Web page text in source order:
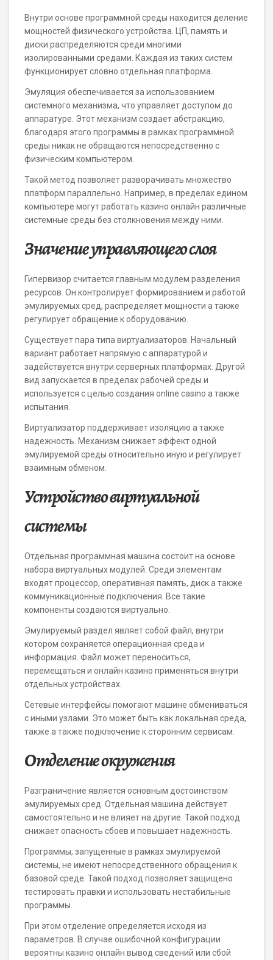
Внутри основе программной среды находится деление
мощностей физического устройства. ЦП, память и
диски распределяются среди многими
изолированными средами. Каждая из таких систем
функционирует словно отдельная платформа.
Эмуляция обеспечивается за использованием
системного механизма, что управляет доступом до
аппаратуре. Этот механизм создает абстракцию,
благодаря этого программы в рамках программной
среды никак не обращаются непосредственно с
физическим компьютером.
Такой метод позволяет разворачивать множество
платформ параллельно. Например, в пределах едином
компьютере могут работать казино онлайн различные
системные среды без столкновения между ними.
Значение управляющего слоя
Гипервизор считается главным модулем разделения
ресурсов. Он контролирует формированием и работой
эмулируемых сред, распределяет мощности а также
регулирует обращение к оборудованию.
Существует пара типа виртуализаторов. Начальный
вариант работает напрямую с аппаратурой и
задействуется внутри серверных платформах. Другой
вид запускается в пределах рабочей среды и
используется с целью создания online casino а также
испытания.
Виртуализатор поддерживает изоляцию а также
надежность. Механизм снижает эффект одной
эмулируемой среды относительно иную и регулирует
взаимным обменом.
Устройство виртуальной
системы
Отдельная программная машина состоит на основе
набора виртуальных модулей. Среди элементам
входят процессор, оперативная память, диск а также
коммуникационные подключения. Все такие
компоненты создаются виртуально.
Эмулируемый раздел являет собой файл, внутри
котором сохраняется операционная среда и
информация. Файл может переноситься,
перемещаться и онлайн казино применяться внутри
отдельных устройствах.
Сетевые интерфейсы помогают машине обмениваться
с иными узлами. Это может быть как локальная среда,
также а также подключение к сторонним сервисам.
Отделение окружения
Разграничение является основным достоинством
эмулируемых сред. Отдельная машина действует
самостоятельно и не влияет на другие. Такой подход
снижает опасность сбоев и повышает надежность.
Программы, запущенные в рамках эмулируемой
системы, не имеют непосредственного обращения к
базовой среде. Такой подход позволяет защищено
тестировать правки и использовать нестабильные
программы.
При этом отделение определяется исходя из
параметров. В случае ошибочной конфигурации
вероятны казино онлайн вывод сведений или сбой